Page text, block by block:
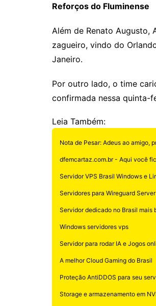
Reforços do Fluminense
Além de Renato Augusto,
zagueiro, vindo do
Janeiro.
Por outro lado, o time
confirmada nessa quinta-
Leia Também:
Nota de Pesar: Adeus ao amigo,
dfemcartaz.com.br - Aqui você
Servidor VPS Brasil Windows e
Servidores para Wireguard Server
Servidor dedicado no Brasil mais
Windows servidores vps
Servidor para rodar IA e Jogos
A melhor Cloud Gaming do Brasil
Proteção AntiDDOS para seu
Storage e armazenamento em